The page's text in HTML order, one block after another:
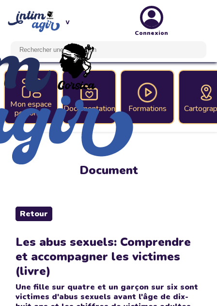
Connexion
Mon espace
personnel
Documentation Formations
Document
Retour
Les abus sexuels: Comprendre
et accompagner les victimes
(livre)
Une fille sur quatre et un garçon sur six sont
victimes d'abus sexuels avant l'âge de dix-